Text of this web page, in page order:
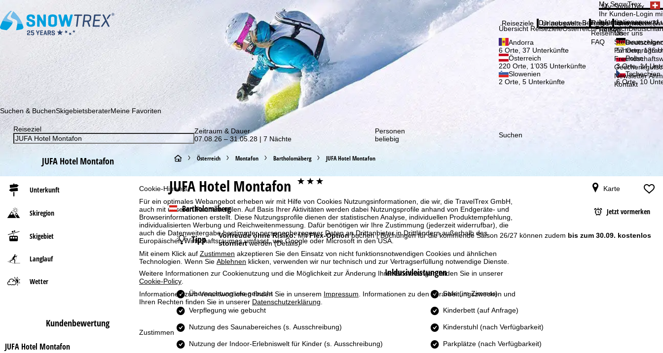
Cookie-Hinweis
Für ein optimales Webangebot erheben wir mit Hilfe von Cookies Nutzungsinformationen, die wir, die TravelTrex GmbH,
auch mit unseren Partnern teilen. Auf Basis Ihrer Aktivitäten werden dabei Nutzungsprofile anhand von Endgeräte- und
Browserinformationen erstellt. Diese Nutzungsprofile dienen der statistischen Analyse, individuellen Produktempfehlung,
individualisierten Werbung und Reichweitenmessung. Dafür benötigen wir Ihre Zustimmung (jederzeit widerrufbar), die
auch die Datenweitergabe bestimmter personenbezogener Daten an Drittanbieter in Drittländern außerhalb des
Europäischen Wirtschaftsraumes umfasst, wie Google oder Microsoft in den USA.
Mit einem Klick auf Zustimmen akzeptieren Sie den Einsatz von nicht funktionsnotwendigen Cookies und ähnlichen
Technologien. Wenn Sie Ablehnen klicken, verwenden wir nur technisch und zur Vertragserfüllung notwendige Dienste.
Weitere Informationen zur Cookienutzung und die Möglichkeit zur Änderung Ihrer Einstellungen finden Sie in unserer
Cookie-Policy
Informationen zum Verantwortlichen finden Sie in unserem Impressum . Informationen zu den Verarbeitungszwecken und
Ihren Rechten finden Sie in unserer Datenschutzerklärung
Zustimmen
Abonnieren Sie unseren Newsletter und erfahren Sie als Erster von unseren Rabatt-Aktionen!
My SnowTrex
My SnowTrex
Ihr Kunden-Login
Informationen rund
Reisen.
Reiseziele
Übersicht ReisezieleÖsterreichFrankreich
Andorra
6 Orte, 37 Unterkünfte
57 Orte, 136
Österreich
220 Orte, 1’035 Unterkünfte
Polen
3 Orte, 14
Slowenien
2 Orte, 5 Unterkünfte
Tschechien
6 Orte, 10
Urlaubswelten
Die neuesten Beiträge aus unserem
Infos
Reiseinfos
Reiseinfos
FAQ
Unternehmen
Über uns
Über uns
Newsletter
Kontakt
Suchen & BuchenSkigebietsberaterMeine Favoriten
Reiseziel
Zeitraum & Dauer
07.08.26 – 31.05.28 | 7 Nächte
Personen
beliebig
Suchen
JUFA Hotel Montafon
Unterkunft
Skiregion
Skigebiet
Langlauf
Wetter
Kundenbewertung
JUFA Hotel Montafon
S
t
a
r
t
s
e
i
e
Österreich Montafon Bartholomäberg JUFA Hotel Montafon
JUFA Hotel Montafon ***
Bartholomäberg
Karte
Jetzt vormerken
Tipp Vorfreude ohne Risiko:MitFlex-Optionbuchen | Buchungen für die kommende Saison 26/27 können zudem bis zum 30.09. kostenlos
storniertwerden(Details)
Inklusivleistungen
Übernachtung wie gebucht
Verpflegung wie gebucht
Nutzung des Saunabereiches (s. Ausschreibung)
Nutzung der Indoor-Erlebniswelt für Kinder (s. Ausschreibung)
Safe (im Zimmer)
Kinderbett (auf Anfrage)
Kinderstuhl (nach Verfügbarkeit)
Parkplätze (nach Verfügbarkeit)